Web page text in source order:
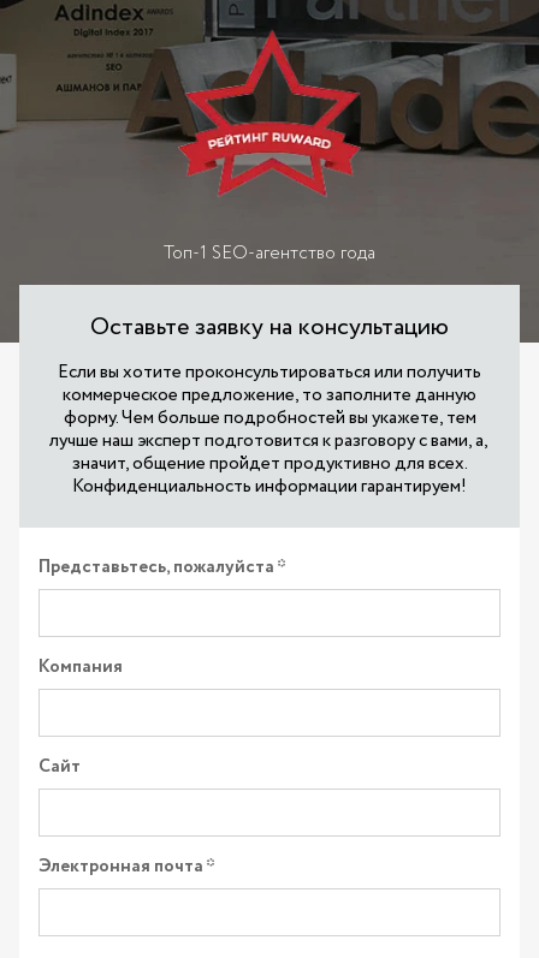
Топ-1 SEO-агентство года
Оставьте заявку на консультацию
Если вы хотите проконсультироваться или получить
коммерческое предложение, то заполните данную
форму. Чем больше подробностей вы укажете, тем
лучше наш эксперт подготовится к разговору с вами, а,
значит, общение пройдет продуктивно для всех.
Конфиденциальность информации гарантируем!
Представьтесь, пожалуйста
Компания
Сайт
Электронная почта